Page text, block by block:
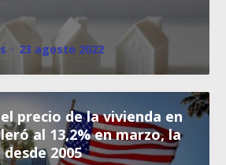
· 23 agosto 2022
precio de la vivienda en
al 13,2% en marzo, la
2005